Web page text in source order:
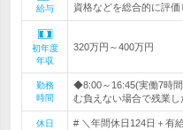
給与
資格などを総合的に評
初年度
年収
320万円～400万円
勤務
時間
◆8:00～16:45(実働7時
む負えない場合で残業し
休日
# ＼年間休日124日＋有